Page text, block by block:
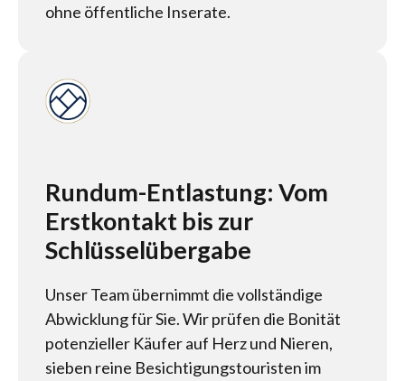
ohne öffentliche Inserate.
Rundum-Entlastung: Vom
Erstkontakt bis zur
Schlüsselübergabe
Unser Team übernimmt die vollständige
Abwicklung für Sie. Wir prüfen die Bonität
potenzieller Käufer auf Herz und Nieren,
sieben reine Besichtigungstouristen im